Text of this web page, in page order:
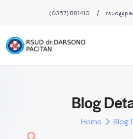
(0357) 881410 /
Blog
Home Blog